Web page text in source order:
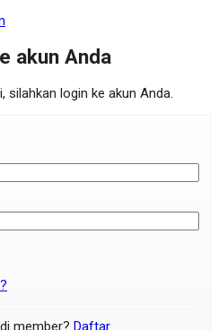
akun Anda
silahkan login ke akun Anda.
member? Daftar